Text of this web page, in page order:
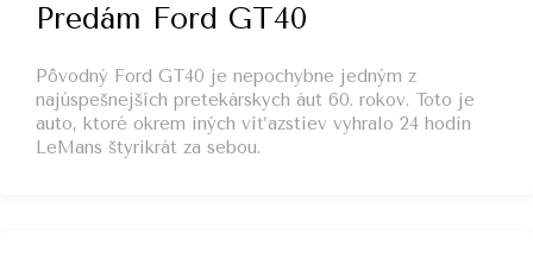
Predám Ford GT40
Pôvodný Ford GT40 je nepochybne jedným z
najúspešnejších pretekárskych áut 60. rokov. Toto je
auto, ktoré okrem iných víťazstiev vyhralo 24 hodín
LeMans štyrikrát za sebou.